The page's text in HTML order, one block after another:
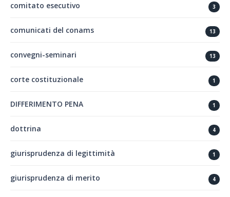
comitato esecutivo 3
comunicati del conams 13
convegni-seminari 13
corte costituzionale 1
DIFFERIMENTO PENA 1
dottrina 4
giurisprudenza di legittimità 1
giurisprudenza di merito 4